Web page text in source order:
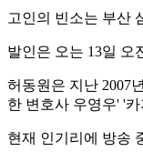
고인의 빈소는 부산
발인은 오는 13일 오
허동원은 지난 2007
한 변호사 우영우' '
현재 인기리에 방송